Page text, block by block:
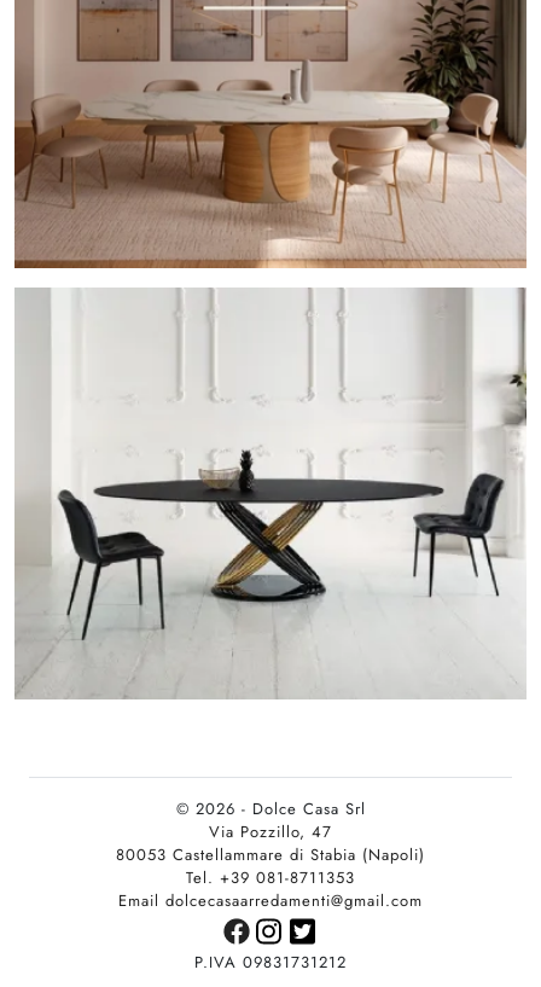
© 2026 - Dolce Casa Srl
Via Pozzillo, 47
80053 Castellammare di Stabia (Napoli)
Tel. +39 081-8711353
Email dolcecasaarredamenti@gmail.com
P.IVA 09831731212